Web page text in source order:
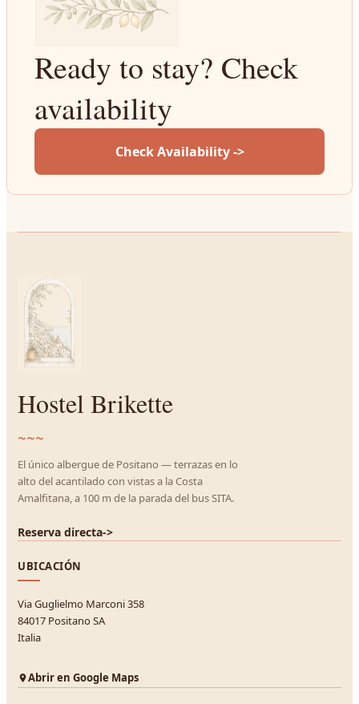
Ready to stay? Check
availability
Check Availability ->
Hostel Brikette
~~~
El único albergue de Positano — terrazas en lo
alto del acantilado con vistas a la Costa
Amalfitana, a 100 m de la parada del bus SITA.
Reserva directa->
UBICACIÓN
Via Guglielmo Marconi 358
84017 Positano SA
Italia
Abrir en Google Maps